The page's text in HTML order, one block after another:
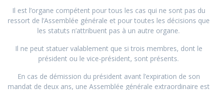
Il est l’organe compétent pour tous les cas qui ne sont pas du
ressort de l’Assemblée générale et pour toutes les décisions que
les statuts n’attribuent pas à un autre organe.
Il ne peut statuer valablement que si trois membres, dont le
président ou le vice-président, sont présents.
En cas de démission du président avant l’expiration de son
mandat de deux ans, une Assemblée générale extraordinaire est